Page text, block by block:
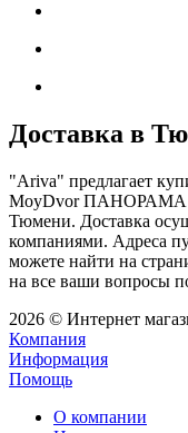
Доставка в
"Ariva" предлагает
MoyDvor ПАНОРАМА с
Тюмени. Доставка
компаниями. Адреса
можете найти на
на все ваши вопросы
2026 © Интернет
Компания
Информация
Помощь
О компании